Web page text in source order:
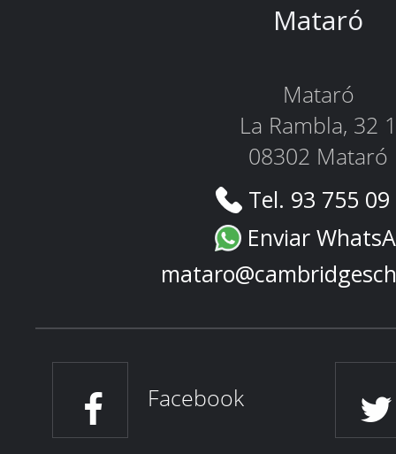
Mataró
Mataró
La Rambla, 32 1
08302 Mataró
Tel. 93 755
Enviar
Facebook